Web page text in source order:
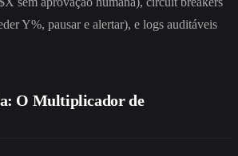
Y%, pausar e alertar), e logs auditáveis
O Multiplicador de